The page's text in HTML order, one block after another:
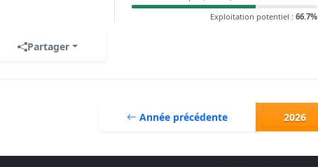
Partager
Exploitation potentiel : 66.7%
Année précédente 2026